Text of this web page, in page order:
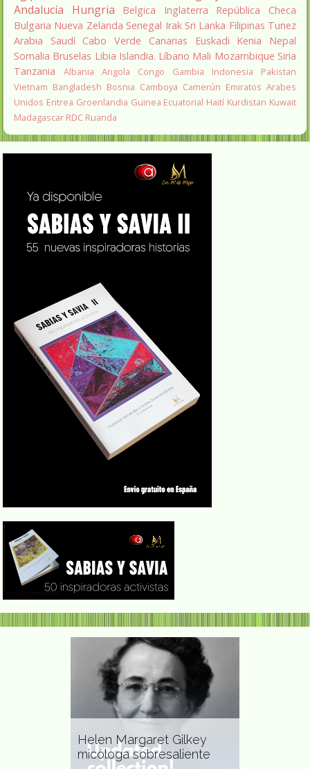
Andalucía
Hungria Belgica Inglaterra
República Checa
Bulgaria Nueva Zelanda Senegal Irak Sri Lanka Filipinas Tunez
Arabia Saudí Cabo Verde Canarias Euskadi Kenia
Nepal
Somalia Bruselas Libia Islandia. Líbano Mali Mozambique Siria
Tanzania
Albania Angola Congo Gambia Indonesia
Pakistan
Vietnam Bangladesh Bosnia Camboya Camerún Emiratos Arabes
Unidos Eritrea Groenlandia Guinea Ecuatorial Haití Kurdistan Kuwait
Madagascar RDC Ruanda
Helen Margaret Gilkey
micóloga sobresaliente